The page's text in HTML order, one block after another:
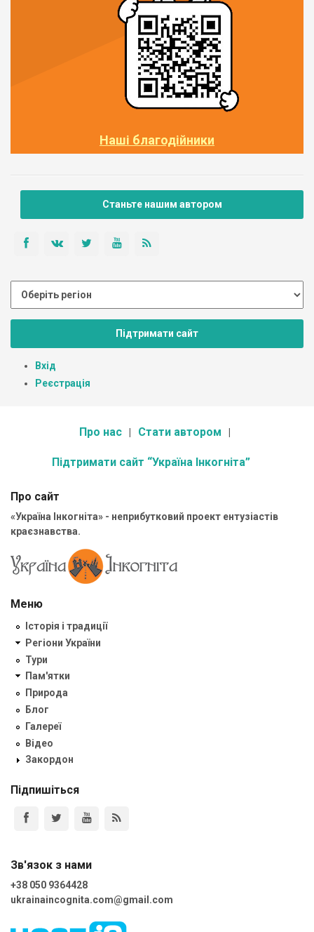
Наші благодійники
Станьте нашим автором
Підтримати сайт
Вхід
Реєстрація
Про нас Стати автором
Підтримати сайт “Україна Інкогніта”
Про сайт
«Україна Інкогніта» - неприбутковий проект ентузіастів
краєзнавства.
Меню
Історія і традиції
Регіони України
Тури
Пам'ятки
Природа
Блог
Галереї
Відео
Закордон
Підпишіться
Зв'язок з нами
+38 050 9364428
ukrainaincognita.com@gmail.com